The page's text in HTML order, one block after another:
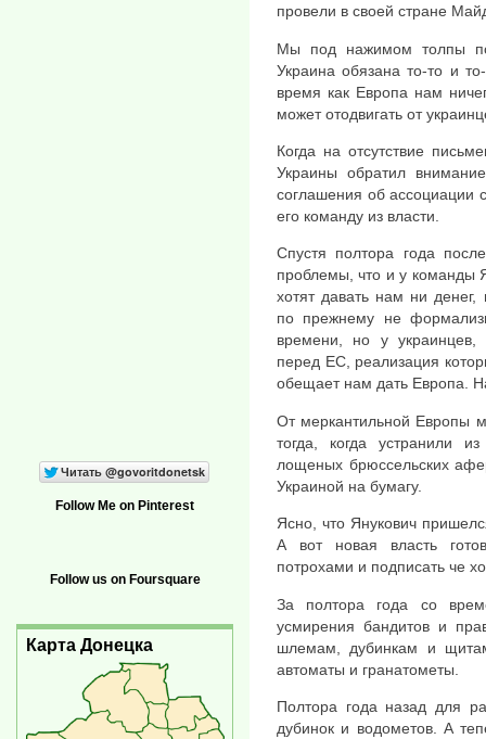
провели в своей стране
Мы под нажимом толпы
Украина обязана то-то и
время как Европа нам
может отодвигать от
Когда на отсутствие
Украины обратил
соглашения об ассоциации
его команду из власти.
Спустя полтора года
проблемы, что и у команды
хотят давать нам ни
по прежнему не
времени, но у украинцев,
перед ЕС, реализация
обещает нам дать Европа.
От меркантильной Европы
тогда, когда устранили
лощеных брюссельских
Украиной на бумагу.
Ясно, что Янукович
А вот новая власть
потрохами и подписать че
За полтора года со
усмирения бандитов и
шлемам, дубинкам и
автоматы и гранатометы.
Полтора года назад для
дубинок и водометов. А
Follow Me on Pinterest
Follow us on Foursquare
Карта Донецка